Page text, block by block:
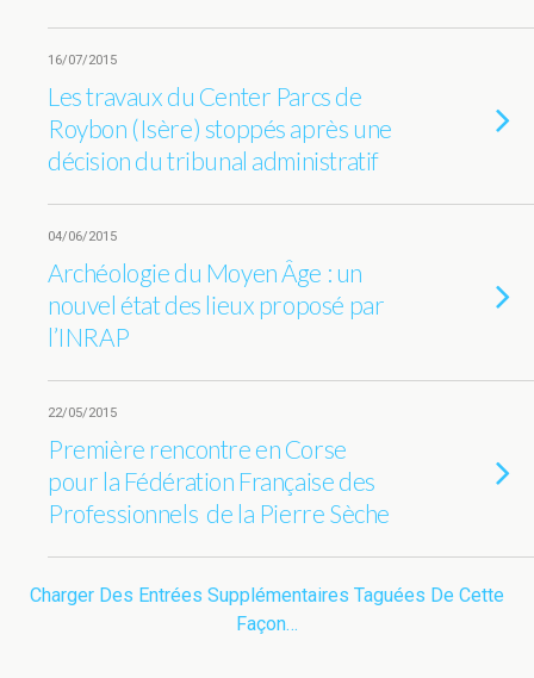
16/07/2015
Les travaux du Center Parcs de
Roybon (Isère) stoppés après une
décision du tribunal administratif
04/06/2015
Archéologie du Moyen Âge : un
nouvel état des lieux proposé par
l’INRAP
22/05/2015
Première rencontre en Corse
pour la Fédération Française des
Professionnels de la Pierre Sèche
Charger Des Entrées Supplémentaires Taguées De Cette
Façon…